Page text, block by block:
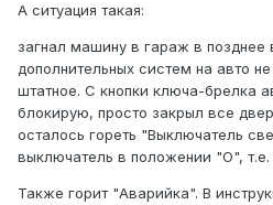
А ситуация такая:
загнал машину в гараж в позднее
дополнительных систем на авто
штатное. С кнопки ключа-брелка
блокирую, просто закрыл все
осталось гореть "Выключатель
выключатель в положении "О", т.е.
Также горит "Аварийка". В